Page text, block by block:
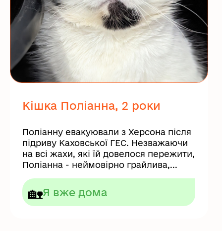
Кішка Поліанна, 2 роки
Поліанну евакуювали з Херсона після
підриву Каховської ГЕС. Незважаючи
на всі жахи, які їй довелося пережити,
Поліанна - неймовірно грайлива,...
🏡Я вже дома